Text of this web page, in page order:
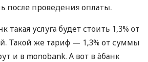
после проведения оплаты.
такая услуга будет стоить 1,3% от
Такой же тариф — 1,3% от суммы
и в monobank. А вот в àбанк